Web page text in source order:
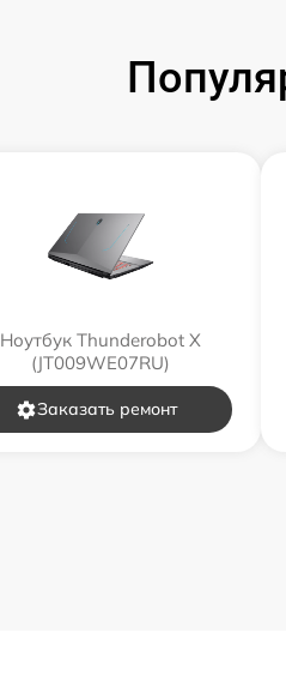
Ноутбук Thunderobot X
(JT009WE07RU)
Заказать ремонт